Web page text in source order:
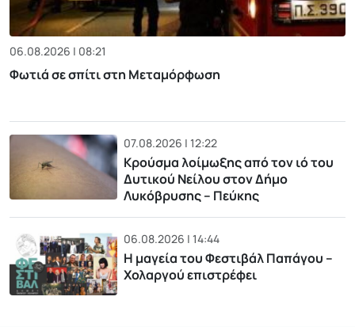
06.08.2026 | 08:21
Φωτιά σε σπίτι στη Μεταμόρφωση
07.08.2026 | 12:22
Κρούσμα λοίμωξης από τον ιό του
Δυτικού Νείλου στον Δήμο
Λυκόβρυσης – Πεύκης
06.08.2026 | 14:44
Η μαγεία του Φεστιβάλ Παπάγου –
Χολαργού επιστρέφει